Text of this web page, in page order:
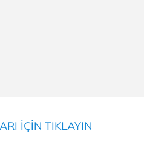
İÇİN TIKLAYIN